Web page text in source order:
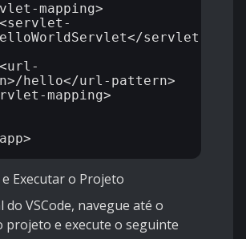
mapping>
servlet-
hello</url-pattern>
mapping>
Executar o Projeto
VSCode, navegue até o
projeto e execute o seguinte